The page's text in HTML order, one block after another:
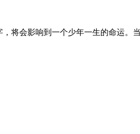
将会影响到一个少年一生的命运